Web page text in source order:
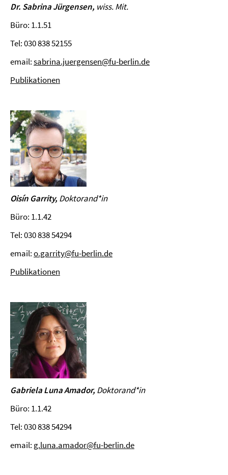
Dr. Sabrina Jürgensen, wiss. Mit.
Büro: 1.1.51
Tel: 030 838 52155
email:sabrina.juergensen@fu-berlin.de
Publikationen
Oisín Garrity, Doktorand*in
Büro: 1.1.42
Tel: 030 838 54294
email:o.garrity@fu-berlin.de
Publikationen
Gabriela Luna Amador, Doktorand*in
Büro: 1.1.42
Tel: 030 838 54294
email: g.luna.amador@fu-berlin.de